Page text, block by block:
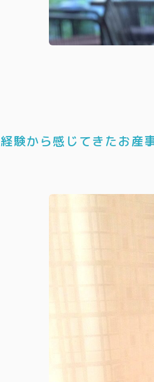
経験から感じてきたお産